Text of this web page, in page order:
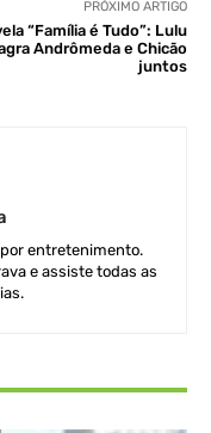
PRÓXIMO ARTIGO
“Família é Tudo”: Lulu
Andrômeda e Chicão
juntos
entretenimento.
e assiste todas as